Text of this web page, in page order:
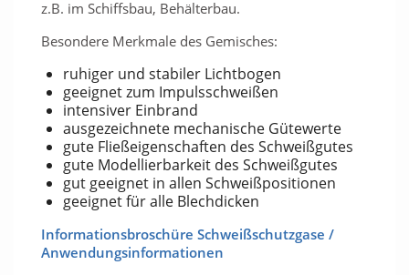
z.B. im Schiffsbau, Behälterbau.
Besondere Merkmale des Gemisches:
ruhiger und stabiler Lichtbogen
geeignet zum Impulsschweißen
intensiver Einbrand
ausgezeichnete mechanische Gütewerte
gute Fließeigenschaften des Schweißgutes
gute Modellierbarkeit des Schweißgutes
gut geeignet in allen Schweißpositionen
geeignet für alle Blechdicken
Informationsbroschüre Schweißschutzgase /
Anwendungsinformationen